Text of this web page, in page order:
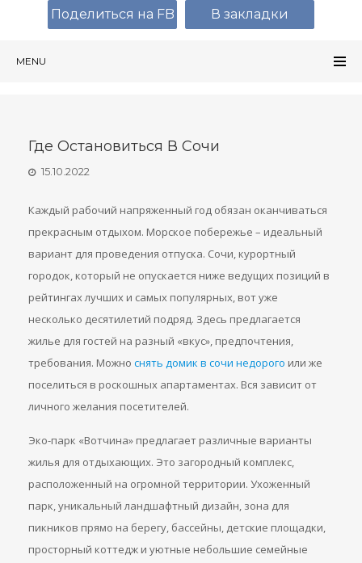
MENU
Где Остановиться В Сочи
15.10.2022
Каждый рабочий напряженный год обязан оканчиваться
прекрасным отдыхом. Морское побережье – идеальный
вариант для проведения отпуска. Сочи, курортный
городок, который не опускается ниже ведущих позиций в
рейтингах лучших и самых популярных, вот уже
несколько десятилетий подряд. Здесь предлагается
жилье для гостей на разный «вкус», предпочтения,
требования. Можно снять домик в сочи недорого или же
поселиться в роскошных апартаментах. Вся зависит от
личного желания посетителей.
Эко-парк «Вотчина» предлагает различные варианты
жилья для отдыхающих. Это загородный комплекс,
расположенный на огромной территории. Ухоженный
парк, уникальный ландшафтный дизайн, зона для
пикников прямо на берегу, бассейны, детские площадки,
просторный коттедж и уютные небольшие семейные
Поделиться на FB В закладки